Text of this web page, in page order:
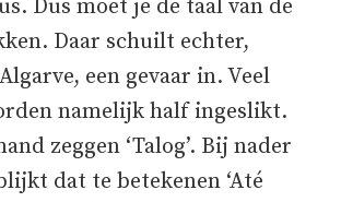
Dus moet je de taal van de
Daar schuilt echter,
een gevaar in. Veel
namelijk half ingeslikt.
zeggen ‘Talog’. Bij nader
dat te betekenen ‘Até